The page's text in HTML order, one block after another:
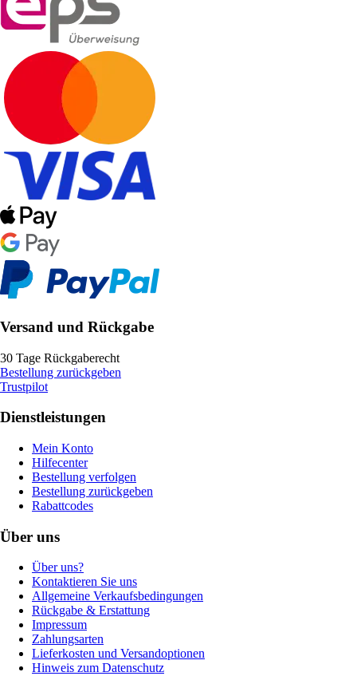
Versand und Rückgabe
30 Tage Rückgaberecht
Bestellung zurückgeben
Trustpilot
Dienstleistungen
Mein Konto
Hilfecenter
Bestellung verfolgen
Bestellung zurückgeben
Rabattcodes
Über uns
Über uns?
Kontaktieren Sie uns
Allgemeine Verkaufsbedingungen
Rückgabe & Erstattung
Impressum
Zahlungsarten
Lieferkosten und Versandoptionen
Hinweis zum Datenschutz